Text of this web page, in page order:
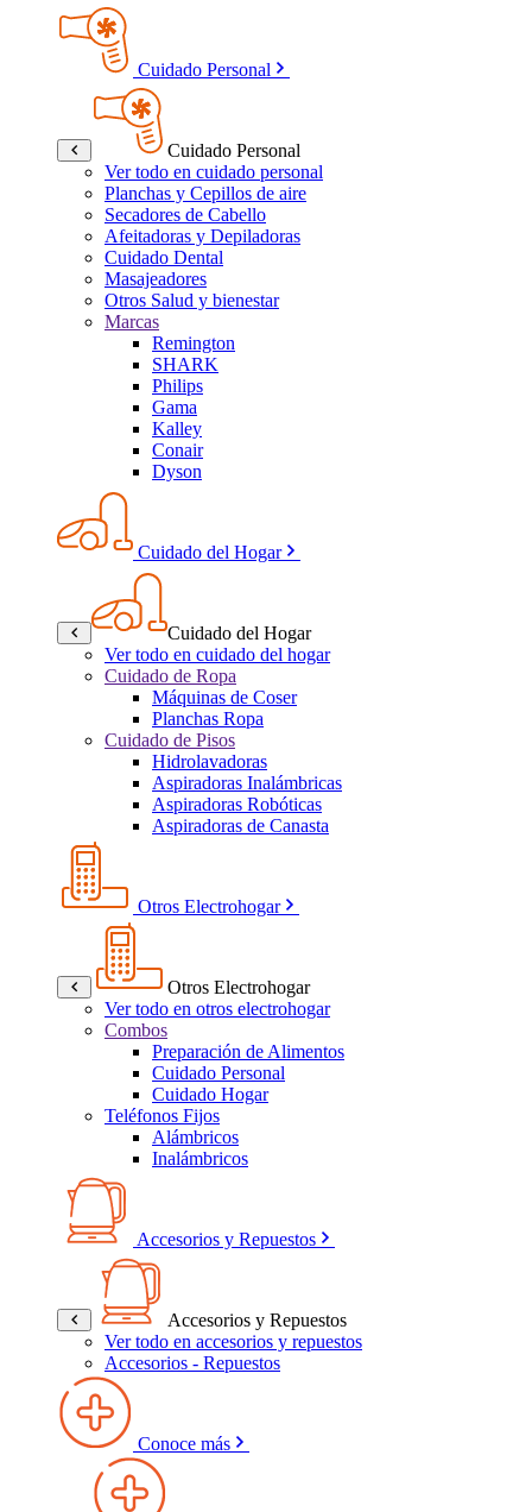
Cuidado Personal
Cuidado Personal
Ver todo en cuidado personal
Planchas y Cepillos de aire
Secadores de Cabello
Afeitadoras y Depiladoras
Cuidado Dental
Masajeadores
Otros Salud y bienestar
Marcas
Remington
SHARK
Philips
Gama
Kalley
Conair
Dyson
Cuidado del Hogar
Cuidado del Hogar
Ver todo en cuidado del hogar
Cuidado de Ropa
Máquinas de Coser
Planchas Ropa
Cuidado de Pisos
Hidrolavadoras
Aspiradoras Inalámbricas
Aspiradoras Robóticas
Aspiradoras de Canasta
Otros Electrohogar
Otros Electrohogar
Ver todo en otros electrohogar
Combos
Preparación de Alimentos
Cuidado Personal
Cuidado Hogar
Teléfonos Fijos
Alámbricos
Inalámbricos
Accesorios y Repuestos
Accesorios y Repuestos
Ver todo en accesorios y repuestos
Accesorios - Repuestos
Conoce más